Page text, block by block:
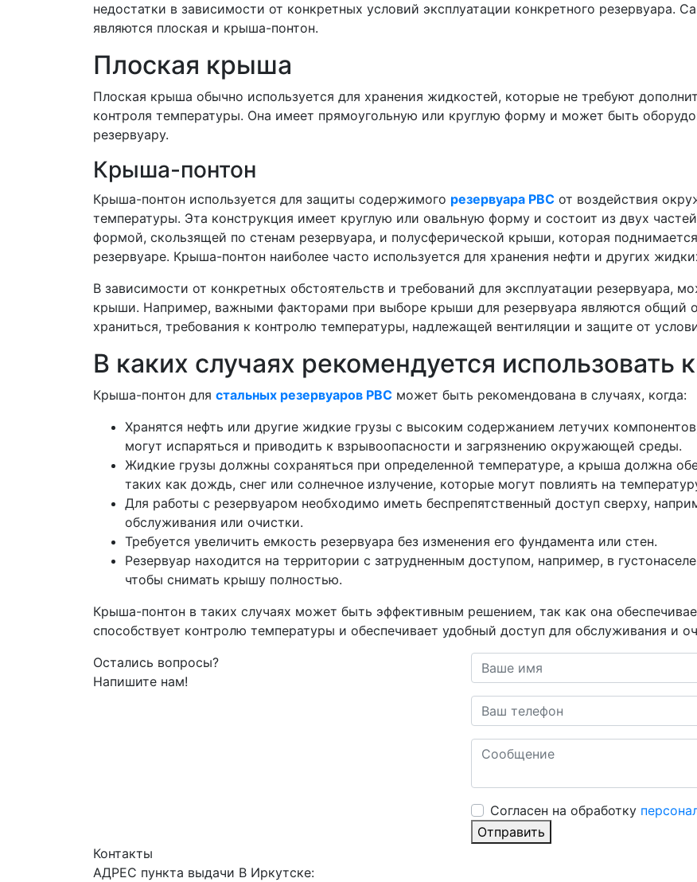
недостатки в зависимости от конкретных условий эксплуатации конкретного
являются плоская и крыша-понтон.
Плоская крыша
Плоская крыша обычно используется для хранения жидкостей, которые не требуют
контроля температуры. Она имеет прямоугольную или круглую форму и может быть
резервуару.
Крыша-понтон
Крыша-понтон используется для защиты содержимого резервуара РВС от воздействия
температуры. Эта конструкция имеет круглую или овальную форму и состоит из двух
формой, скользящей по стенам резервуара, и полусферической крыши, которая
резервуаре. Крыша-понтон наиболее часто используется для хранения нефти и других
В зависимости от конкретных обстоятельств и требований для эксплуатации резервуара,
крыши. Например, важными факторами при выборе крыши для резервуара являются общий
храниться, требования к контролю температуры, надлежащей вентиляции и защите от
В каких случаях рекомендуется использовать
Крыша-понтон для стальных резервуаров РВС может быть рекомендована в случаях, когда:
Хранятся нефть или другие жидкие грузы с высоким содержанием летучих
могут испаряться и приводить к взрывоопасности и загрязнению окружающей среды.
Жидкие грузы должны сохраняться при определенной температуре, а крыша должна
таких как дождь, снег или солнечное излучение, которые могут повлиять на
Для работы с резервуаром необходимо иметь беспрепятственный доступ сверху,
обслуживания или очистки.
Требуется увеличить емкость резервуара без изменения его фундамента или стен.
Резервуар находится на территории с затрудненным доступом, например, в
чтобы снимать крышу полностью.
Крыша-понтон в таких случаях может быть эффективным решением, так как она
способствует контролю температуры и обеспечивает удобный доступ для обслуживания и
Остались вопросы?
Напишите нам!
Cогласен на обработку
Отправить
Контакты
АДРЕС пункта выдачи В Иркутске: